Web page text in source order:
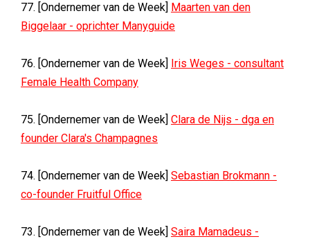
77. [Ondernemer van de Week] Maarten van den
Biggelaar - oprichter Manyguide
76. [Ondernemer van de Week] Iris Weges - consultant
Female Health Company
75. [Ondernemer van de Week] Clara de Nijs - dga en
founder Clara's Champagnes
74. [Ondernemer van de Week] Sebastian Brokmann -
co-founder Fruitful Office
73. [Ondernemer van de Week] Saira Mamadeus -